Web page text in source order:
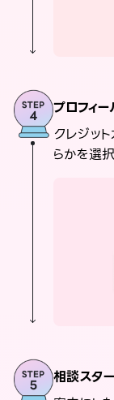
プロフィ
クレジッ
らかを選
相談スター